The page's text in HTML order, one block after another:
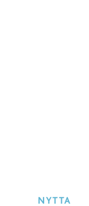
NYTTA